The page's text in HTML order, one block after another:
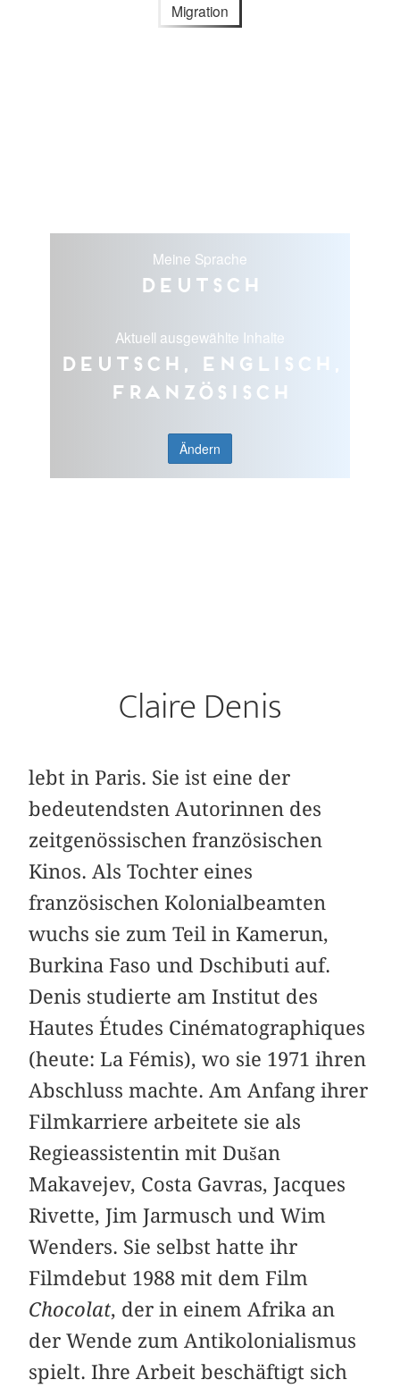
Migration
Meine Sprache
Deutsch
Aktuell ausgewählte Inhalte
Deutsch, Englisch,
Französisch
Ändern
Claire Denis
lebt in Paris. Sie ist eine der
bedeutendsten Autorinnen des
zeitgenössischen französischen
Kinos. Als Tochter eines
französischen Kolonialbeamten
wuchs sie zum Teil in Kamerun,
Burkina Faso und Dschibuti auf.
Denis studierte am Institut des
Hautes Études Cinématographiques
(heute: La Fémis), wo sie 1971 ihren
Abschluss machte. Am Anfang ihrer
Filmkarriere arbeitete sie als
Regieassistentin mit Dušan
Makavejev, Costa Gavras, Jacques
Rivette, Jim Jarmusch und Wim
Wenders. Sie selbst hatte ihr
Filmdebut 1988 mit dem Film
Chocolat, der in einem Afrika an
der Wende zum Antikolonialismus
spielt. Ihre Arbeit beschäftigt sich